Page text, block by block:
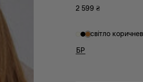
2 599 ₴
світло
БР